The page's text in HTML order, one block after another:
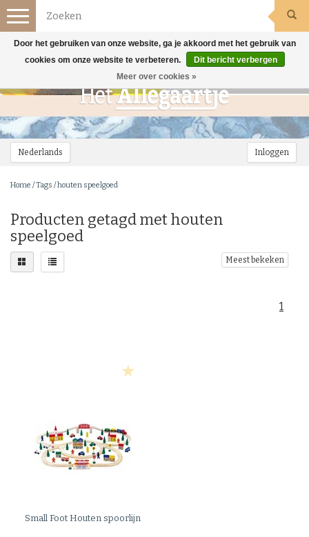
Nederlands Inloggen
Toggle
navigation
Home /Tags /houten speelgoed
Producten getagd met houten
speelgoed
Meest bekeken
1
Small FootHouten spoorlijn
Door het gebruiken van onze website, ga je akkoord met het gebruik van
cookies om onze website te verbeteren.
Dit bericht verbergen
Meer over cookies »